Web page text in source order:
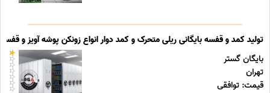
تولید کمد و قفسه بایگانی ریلی متحرک و کمد دوار انواع زونکن پوشه آویز و قفسه
بایگان گستر
تهران
قیمت: توافقی